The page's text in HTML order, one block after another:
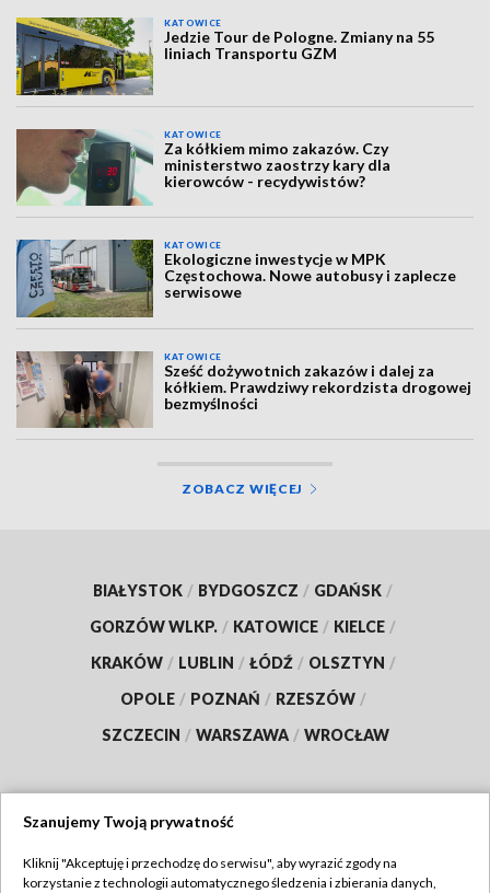
KATOWICE
Jedzie Tour de Pologne. Zmiany na 55
liniach Transportu GZM
KATOWICE
Za kółkiem mimo zakazów. Czy
ministerstwo zaostrzy kary dla
kierowców - recydywistów?
KATOWICE
Ekologiczne inwestycje w MPK
Częstochowa. Nowe autobusy i zaplecze
serwisowe
KATOWICE
Sześć dożywotnich zakazów i dalej za
kółkiem. Prawdziwy rekordzista drogowej
bezmyślności
ZOBACZ WIĘCEJ
BIAŁYSTOK / BYDGOSZCZ / GDAŃSK /
GORZÓW WLKP. / KATOWICE / KIELCE /
KRAKÓW / LUBLIN / ŁÓDŹ / OLSZTYN /
OPOLE / POZNAŃ / RZESZÓW /
SZCZECIN / WARSZAWA / WROCŁAW
TVP
Szanujemy Twoją prywatność
Kliknij "Akceptuję i przechodzę do serwisu", aby wyrazić zgody na
korzystanie z technologii automatycznego śledzenia i zbierania danych,